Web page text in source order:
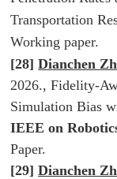
Transportation
Working paper.
[28] Dianchen
2026., Fidelity-
Simulation Bias
IEEE on
Paper.
[29]Dianchen